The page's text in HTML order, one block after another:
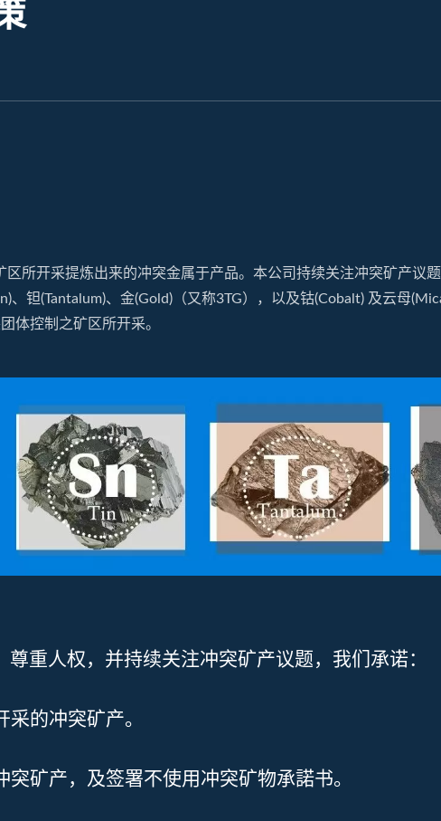
所开采提炼出来的冲突金属于产品。本公司持续关注冲突矿产议
、钽(Tantalum)、金(Gold)（又称3TG），以及钴(Cobalt) 及云母
体控制之矿区所开采。
重人权，并持续关注冲突矿产议题，我们承诺：
的冲突矿产。
矿产，及签署不使用冲突矿物承諾书。